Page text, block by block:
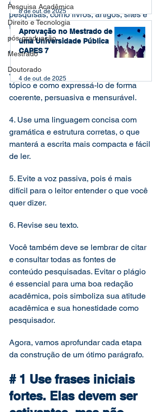
Pesquisa Acadêmica
Direito e Tecnologia
pós-graduação
Mestrado
Doutorado
exemplos de outros materiais ou
pesquisas, como livros, artigos, sites e
trabalhos acadêmicos, a fim de tornar
seu ponto mais claro por meio de fatos
e estatísticas.
3. Pense no que você sabe sobre o seu
tópico e como expressá-lo de forma
coerente, persuasiva e mensurável.
4. Use uma linguagem concisa com
gramática e estrutura corretas, o que
manterá a escrita mais compacta e fácil
de ler.
5. Evite a voz passiva, pois é mais
difícil para o leitor entender o que você
quer dizer.
6. Revise seu texto.
Você também deve se lembrar de citar
e consultar todas as fontes de
conteúdo pesquisadas. Evitar o plágio
é essencial para uma boa redação
acadêmica, pois simboliza sua atitude
acadêmica e sua honestidade como
pesquisador.
Agora, vamos aprofundar cada etapa
da construção de um ótimo parágrafo.
# 1 Use frases iniciais
fortes. Elas devem ser
8 de out. de 2025
Aprovação no Mestrado de
uma Universidade Pública
CAPES 7
4 de out. de 2025